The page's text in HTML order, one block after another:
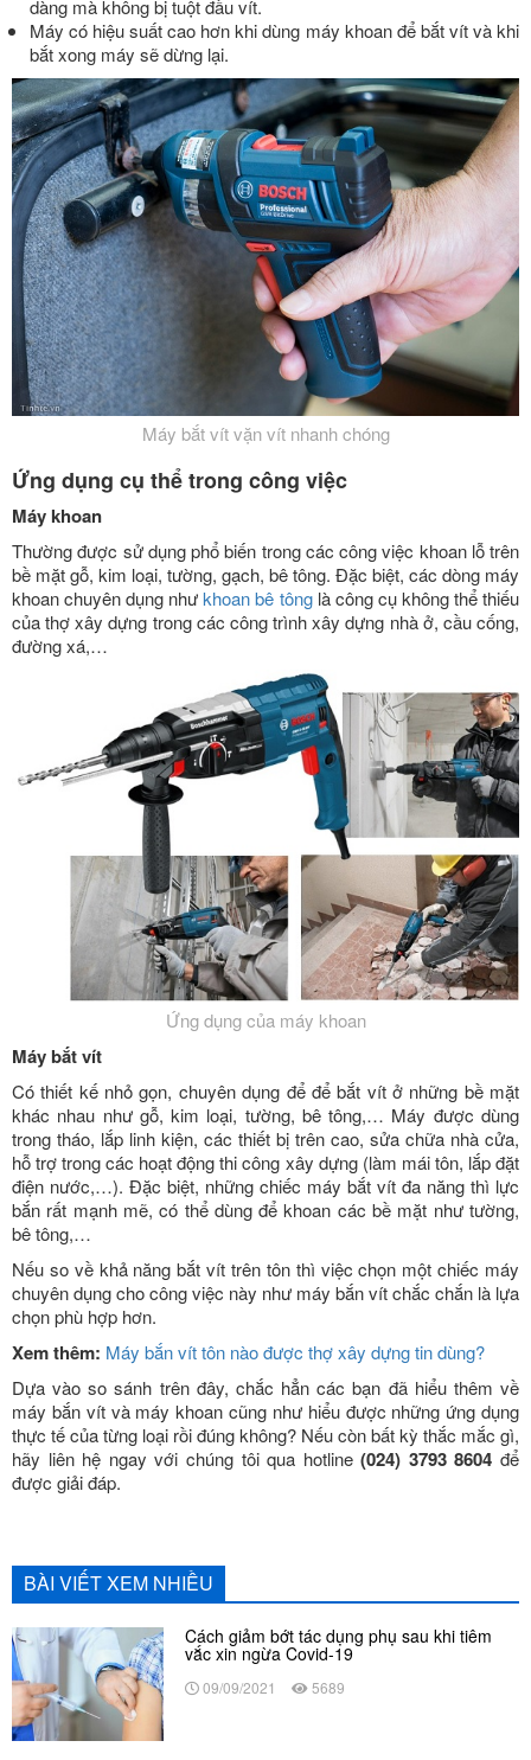
dàng mà không bị tuột đầu vít.
Máy có hiệu suất cao hơn khi dùng máy khoan để bắt vít và khi
bắt xong máy sẽ dừng lại.
Máy bắt vít vặn vít nhanh chóng
Ứng dụng cụ thể trong công việc
Máy khoan
Thường được sử dụng phổ biến trong các công việc khoan lỗ trên
bề mặt gỗ, kim loại, tường, gạch, bê tông. Đặc biệt, các dòng máy
khoan chuyên dụng nhưkhoan bê tônglà công cụ không thể thiếu
của thợ xây dựng trong các công trình xây dựng nhà ở, cầu cống,
đường xá,…
Ứng dụng của máy khoan
Máy bắt vít
Có thiết kế nhỏ gọn, chuyên dụng để để bắt vít ở những bề mặt
khác nhau như gỗ, kim loại, tường, bê tông,… Máy được dùng
trong tháo, lắp linh kiện, các thiết bị trên cao, sửa chữa nhà cửa,
hỗ trợ trong các hoạt động thi công xây dựng (làm mái tôn, lắp đặt
điện nước,…). Đặc biệt, những chiếc máy bắt vít đa năng thì lực
bắn rất mạnh mẽ, có thể dùng để khoan các bề mặt như tường,
bê tông,…
Nếu so về khả năng bắt vít trên tôn thì việc chọn một chiếc máy
chuyên dụng cho công việc này như máy bắn vít chắc chắn là lựa
chọn phù hợp hơn.
Xem thêm: Máy bắn vít tôn nào được thợ xây dựng tin dùng?
Dựa vào so sánh trên đây, chắc hẳn các bạn đã hiểu thêm về
máy bắn vít và máy khoan cũng như hiểu được những ứng dụng
thực tế của từng loại rồi đúng không? Nếu còn bất kỳ thắc mắc gì,
hãy liên hệ ngay với chúng tôi qua hotline(024) 3793 8604 để
được giải đáp.
BÀI VIẾT XEM NHIỀU
Cách giảm bớt tác dụng phụ sau khi tiêm
vắc xin ngừa Covid-19
09/09/2021 5689